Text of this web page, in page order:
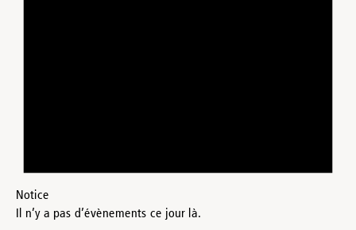
Notice
Il n’y a pas d’évènements ce jour là.